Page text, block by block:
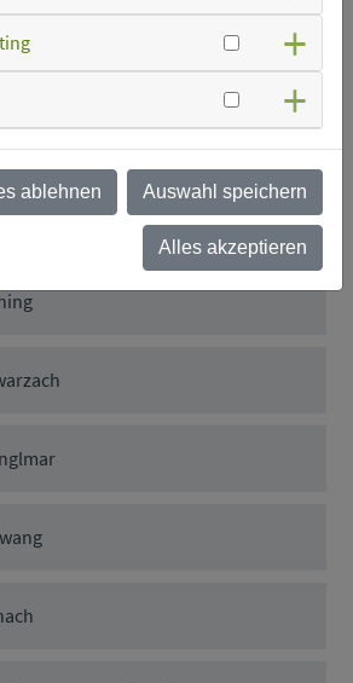
ablehnen Auswahl speichern
Alles akzeptieren